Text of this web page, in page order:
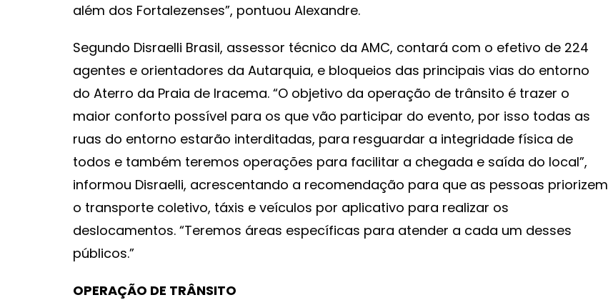
além dos Fortalezenses”, pontuou Alexandre.
Segundo Disraelli Brasil, assessor técnico da AMC, contará com o efetivo de 224
agentes e orientadores da Autarquia, e bloqueios das principais vias do entorno
do Aterro da Praia de Iracema. “O objetivo da operação de trânsito é trazer o
maior conforto possível para os que vão participar do evento, por isso todas as
ruas do entorno estarão interditadas, para resguardar a integridade física de
todos e também teremos operações para facilitar a chegada e saída do local”,
informou Disraelli, acrescentando a recomendação para que as pessoas priorizem
o transporte coletivo, táxis e veículos por aplicativo para realizar os
deslocamentos. “Teremos áreas específicas para atender a cada um desses
públicos.”
OPERAÇÃO DE TRÂNSITO